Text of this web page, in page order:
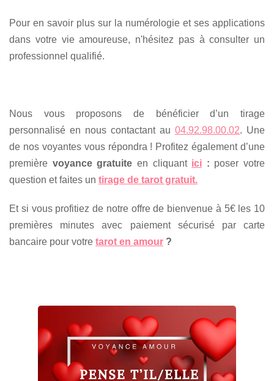
Pour en savoir plus sur la numérologie et ses applications
dans votre vie amoureuse, n'hésitez pas à consulter un
professionnel qualifié.
Nous vous proposons de bénéficier d’un tirage
personnalisé en nous contactant au 04.92.98.00.02. Une
de nos voyantes vous répondra ! Profitez également d’une
première voyance gratuite en cliquant ici : poser votre
question et faites un tirage de tarot gratuit.
Et si vous profitiez de notre offre de bienvenue à 5€ les 10
premières minutes avec paiement sécurisé par carte
bancaire pour votre tarot en amour ?